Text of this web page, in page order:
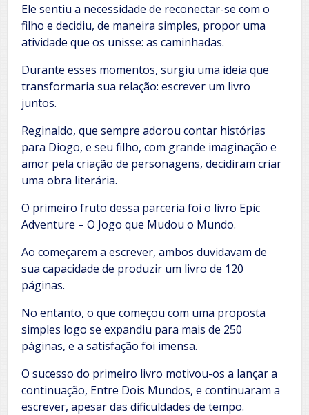
Ele sentiu a necessidade de reconectar-se com o
filho e decidiu, de maneira simples, propor uma
atividade que os unisse: as caminhadas.
Durante esses momentos, surgiu uma ideia que
transformaria sua relação: escrever um livro
juntos.
Reginaldo, que sempre adorou contar histórias
para Diogo, e seu filho, com grande imaginação e
amor pela criação de personagens, decidiram criar
uma obra literária.
O primeiro fruto dessa parceria foi o livro Epic
Adventure – O Jogo que Mudou o Mundo.
Ao começarem a escrever, ambos duvidavam de
sua capacidade de produzir um livro de 120
páginas.
No entanto, o que começou com uma proposta
simples logo se expandiu para mais de 250
páginas, e a satisfação foi imensa.
O sucesso do primeiro livro motivou-os a lançar a
continuação, Entre Dois Mundos, e continuaram a
escrever, apesar das dificuldades de tempo.